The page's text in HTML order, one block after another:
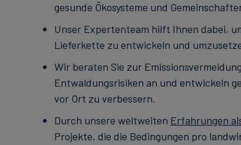
gesunde Ökosysteme und
Unser Expertenteam hilft Ihnen dabei,
Lieferkette zu entwickeln und
Wir beraten Sie zur
Entwaldungsrisiken an und entwickeln
vor Ort zu verbessern.
Durch unsere weltweiten Erfahrungen
Projekte, die die Bedingungen pro